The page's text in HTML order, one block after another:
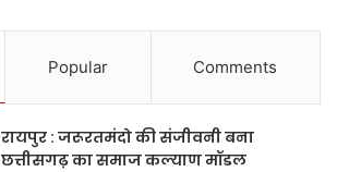
Popular Comments
रायपुर : जरूरतमंदो की संजीवनी बना
छत्तीसगढ़ का समाज कल्याण मॉडल